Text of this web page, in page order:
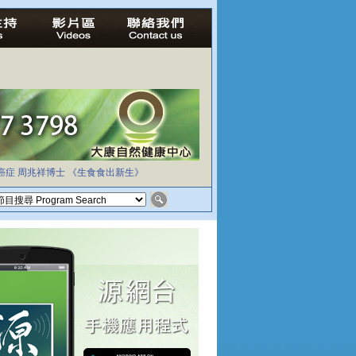
症 周兆祥博士 《生食食出新生》